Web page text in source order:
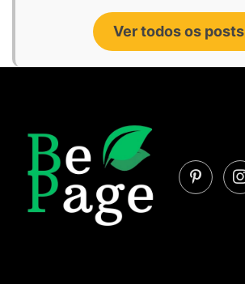
Ver todos os posts